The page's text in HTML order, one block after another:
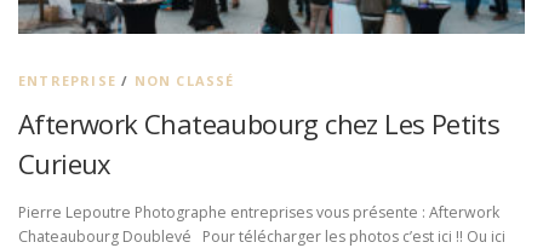
ENTREPRISE / NON CLASSÉ
Afterwork Chateaubourg chez Les Petits
Curieux
Pierre Lepoutre Photographe entreprises vous présente : Afterwork
Chateaubourg Doublevé Pour télécharger les photos c’est ici !! Ou ici